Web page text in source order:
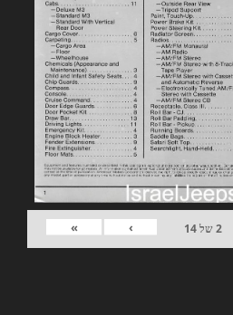
2של14
›
»